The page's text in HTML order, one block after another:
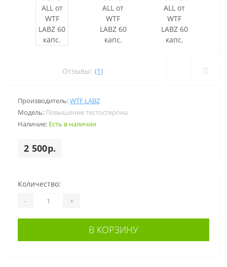
Отзывы: (1)
Производитель:WTF LABZ
Модель: Повышение тестостерона
Наличие: Есть в наличии
2 500р.
Количество:
- +
В КОРЗИНУ